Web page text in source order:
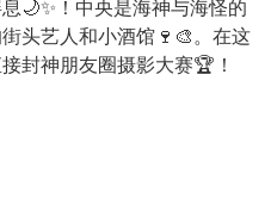
🌙✨！中央是海神与海怪的
头艺人和小酒馆🍷🎨。在这
封神朋友圈摄影大赛🏆！